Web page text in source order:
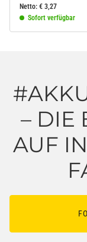
Netto: € 3,27
Sofort verfügbar
– DIE
AUF